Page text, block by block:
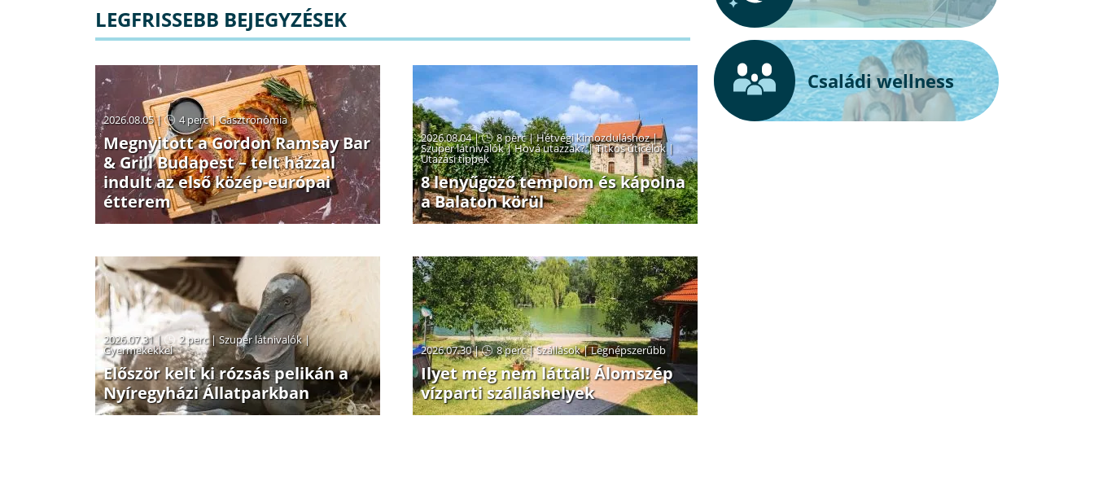
LEGFRISSEBB BEJEGYZÉSEK
2026.08.05 | 4 perc|Gasztronómia
Megnyitott a Gordon Ramsay Bar
& Grill Budapest – telt házzal
indult az első közép-európai
étterem
2026.08.04 | 8 perc|Hétvégi kimozduláshoz|
Szuper látnivalók|Hová utazzak?|Titkos úticélok|
Utazási tippek
8 lenyűgöző templom és kápolna
a Balaton körül
2026.07.31 | 2 perc|Szuper látnivalók|
Gyermekekkel
Először kelt ki rózsás pelikán a
Nyíregyházi Állatparkban
2026.07.30 | 8 perc|Szállások|Legnépszerűbb
Ilyet még nem láttál! Álomszép
vízparti szálláshelyek
Családi wellness